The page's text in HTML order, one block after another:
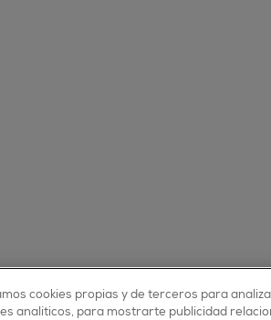
cookies propias y de terceros para
analíticos, para mostrarte publicidad